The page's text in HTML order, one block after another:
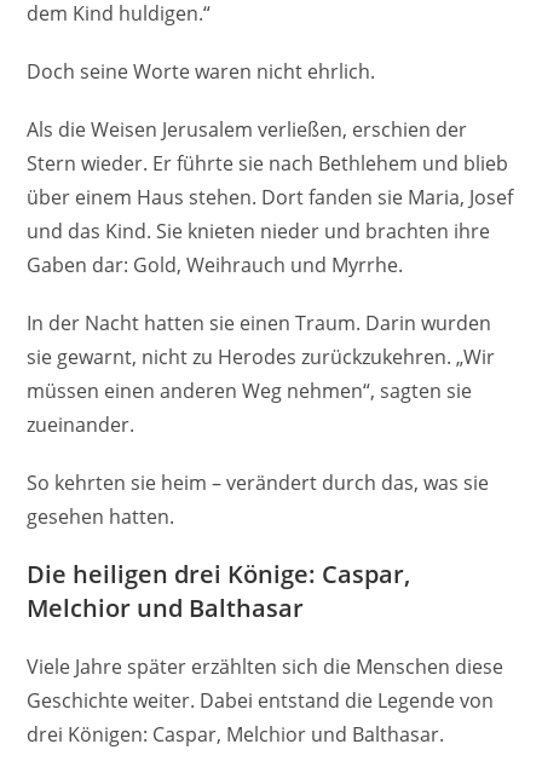
dem Kind huldigen.“
Doch seine Worte waren nicht ehrlich.
Als die Weisen Jerusalem verließen, erschien der
Stern wieder. Er führte sie nach Bethlehem und blieb
über einem Haus stehen. Dort fanden sie Maria, Josef
und das Kind. Sie knieten nieder und brachten ihre
Gaben dar: Gold, Weihrauch und Myrrhe.
In der Nacht hatten sie einen Traum. Darin wurden
sie gewarnt, nicht zu Herodes zurückzukehren. „Wir
müssen einen anderen Weg nehmen“, sagten sie
zueinander.
So kehrten sie heim – verändert durch das, was sie
gesehen hatten.
Die heiligen drei Könige: Caspar,
Melchior und Balthasar
Viele Jahre später erzählten sich die Menschen diese
Geschichte weiter. Dabei entstand die Legende von
drei Königen: Caspar, Melchior und Balthasar.